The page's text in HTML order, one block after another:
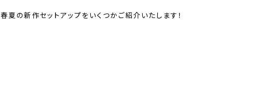
春夏の新作セットアップをいくつかご紹介いたします！